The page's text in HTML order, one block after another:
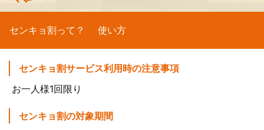
センキョ割って？ 使い方
センキョ割サービス利用時の注意事項
お一人様1回限り
センキョ割の対象期間